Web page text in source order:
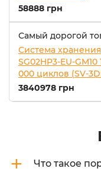
58888 грн
Самый дорогой
Система хранения
SG02HP3-EU-
000 циклов (SV-
3840978 грн
+ Что такое